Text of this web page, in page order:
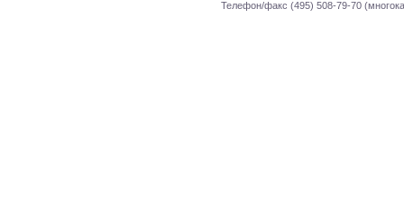
Телефон/факс (495) 508-79-70